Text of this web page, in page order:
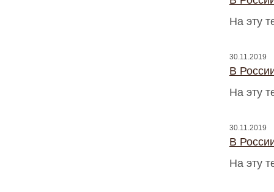
На эту
30.11.2019
В
На эту
30.11.2019
В
На эту